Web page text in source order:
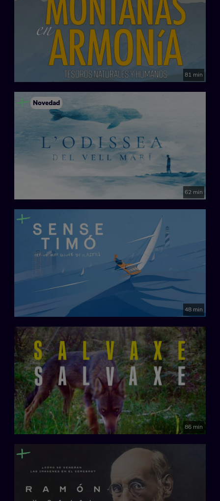
81 min
Novedad
62 min
48 min
86 min